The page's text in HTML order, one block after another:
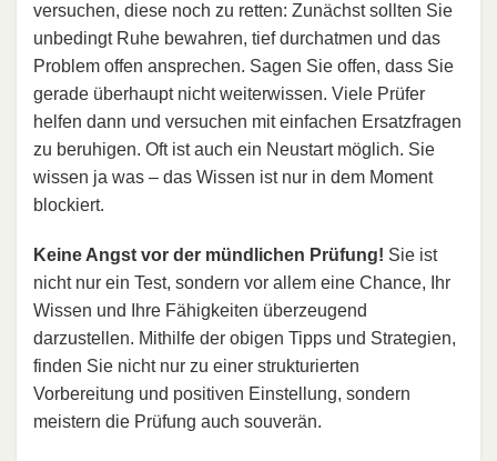
versuchen, diese noch zu retten: Zunächst sollten Sie
unbedingt Ruhe bewahren, tief durchatmen und das
Problem offen ansprechen. Sagen Sie offen, dass Sie
gerade überhaupt nicht weiterwissen. Viele Prüfer
helfen dann und versuchen mit einfachen Ersatzfragen
zu beruhigen. Oft ist auch ein Neustart möglich. Sie
wissen ja was – das Wissen ist nur in dem Moment
blockiert.
Keine Angst vor der mündlichen Prüfung! Sie ist
nicht nur ein Test, sondern vor allem eine Chance, Ihr
Wissen und Ihre Fähigkeiten überzeugend
darzustellen. Mithilfe der obigen Tipps und Strategien,
finden Sie nicht nur zu einer strukturierten
Vorbereitung und positiven Einstellung, sondern
meistern die Prüfung auch souverän.